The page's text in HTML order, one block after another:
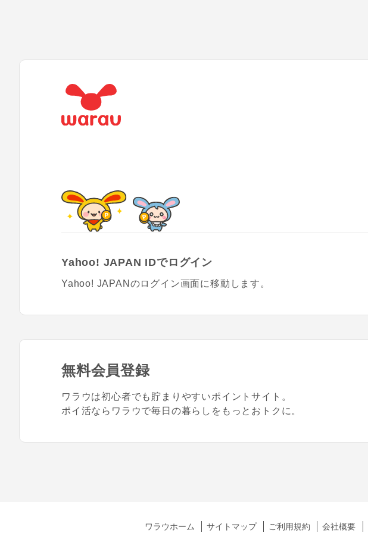
Yahoo! JAPAN IDでログイン
Yahoo! JAPANのログイン画面に移動します。
無料会員登録
ワラウは初心者でも貯まりやすいポイントサイト。
ポイ活ならワラウで毎日の暮らしをもっとおトクに。
ワラウホーム サイトマップ ご利用規約 会社概要